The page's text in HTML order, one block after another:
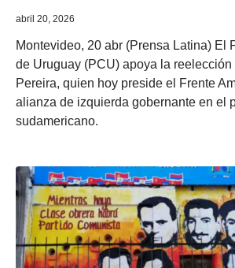
abril 20, 2026
Montevideo, 20 abr (Prensa Latina) El
de Uruguay (PCU) apoya la
Pereira, quien hoy preside el Frente
alianza de izquierda gobernante en el
sudamericano.